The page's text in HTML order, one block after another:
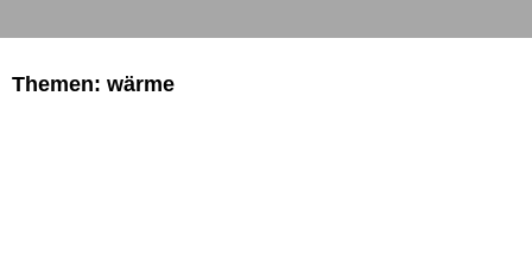
Themen: wärme